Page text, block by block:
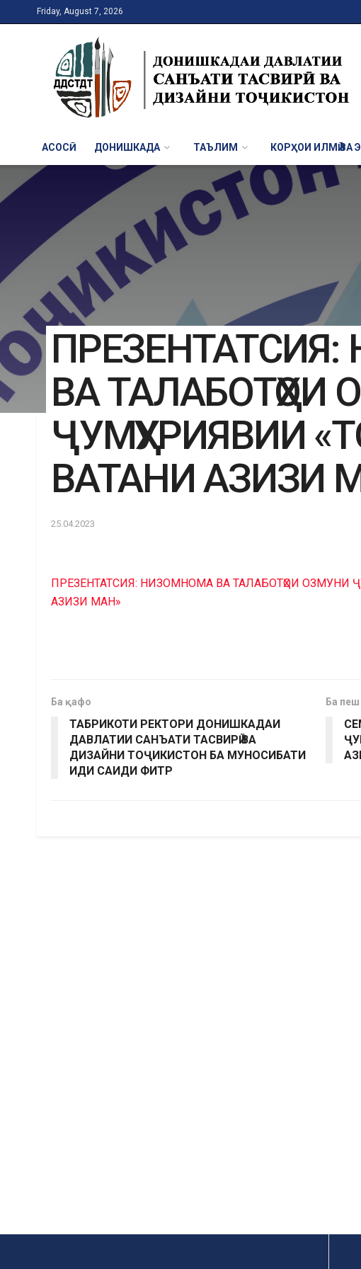
Friday, August 7, 2026
АСОСӢ ДОНИШКАДА ТАЪЛИМ КОРҲОИ ИЛМӢ ВА
ВА ТАЛАБОТҲОИ
ҶУМҲУРИЯВИИ
ВАТАНИ АЗИЗИ
25.04.2023
ПРЕЗЕНТАТСИЯ: НИЗОМНОМА ВА ТАЛАБОТҲОИ ОЗМУНИ
АЗИЗИ МАН»
Ба қафо
ТАБРИКОТИ РЕКТОРИ ДОНИШКАДАИ
ДАВЛАТИИ САНЪАТИ ТАСВИРӢ ВА
ДИЗАЙНИ ТОҶИКИСТОН БА МУНОСИБАТИ
ИДИ САИДИ ФИТР
Ба пеш